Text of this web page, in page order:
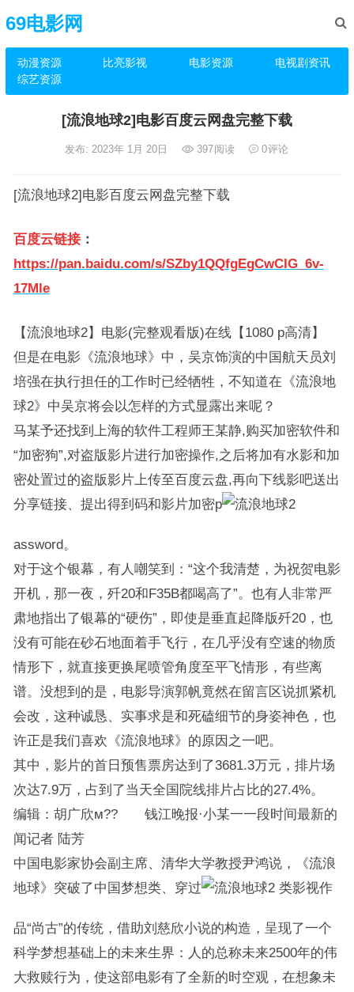
69电影网
动漫资源 比亮影视 电影资源
电视剧资讯
综艺资源
[流浪地球2]电影百度云网盘完整下载
发布: 2023年 1月 20日 397阅读 0评论
[流浪地球2]电影百度云网盘完整下载
百度云链接：
https://pan.baidu.com/s/SZby1QQfgEgCwCIG_6v-
17Mle
【流浪地球2】电影(完整观看版)在线【1080 p高清】
但是在电影《流浪地球》中，吴京饰演的中国航天员刘
培强在执行担任的工作时已经牺牲，不知道在《流浪地
球2》中吴京将会以怎样的方式显露出来呢？
马某予还找到上海的软件工程师王某静,购买加密软件和
“加密狗”,对盗版影片进行加密操作,之后将加有水影和加
密处置过的盗版影片上传至百度云盘,再向下线影吧送出
分享链接、提出得到码和影片加密p
assword。
对于这个银幕，有人嘲笑到：“这个我清楚，为祝贺电影
开机，那一夜，歼20和F35B都喝高了”。也有人非常严
肃地指出了银幕的“硬伤”，即使是垂直起降版歼20，也
没有可能在砂石地面着手飞行，在几乎没有空速的物质
情形下，就直接更换尾喷管角度至平飞情形，有些离
谱。没想到的是，电影导演郭帆竟然在留言区说抓紧机
会改，这种诚恳、实事求是和死磕细节的身姿神色，也
许正是我们喜欢《流浪地球》的原因之一吧。
其中，影片的首日预售票房达到了3681.3万元，排片场
次达7.9万，占到了当天全国院线排片占比的27.4%。
编辑：胡广欣м?? 钱江晚报·小某一一段时间最新的
闻记者 陆芳
中国电影家协会副主席、清华大学教授尹鸿说，《流浪
地球》突破了中国梦想类、穿过
类影视作
品“尚古”的传统，借助刘慈欣小说的构造，呈现了一个
科学梦想基础上的未来生界：人的总称未来2500年的伟
大救赎行为，使这部电影有了全新的时空观，在想象未